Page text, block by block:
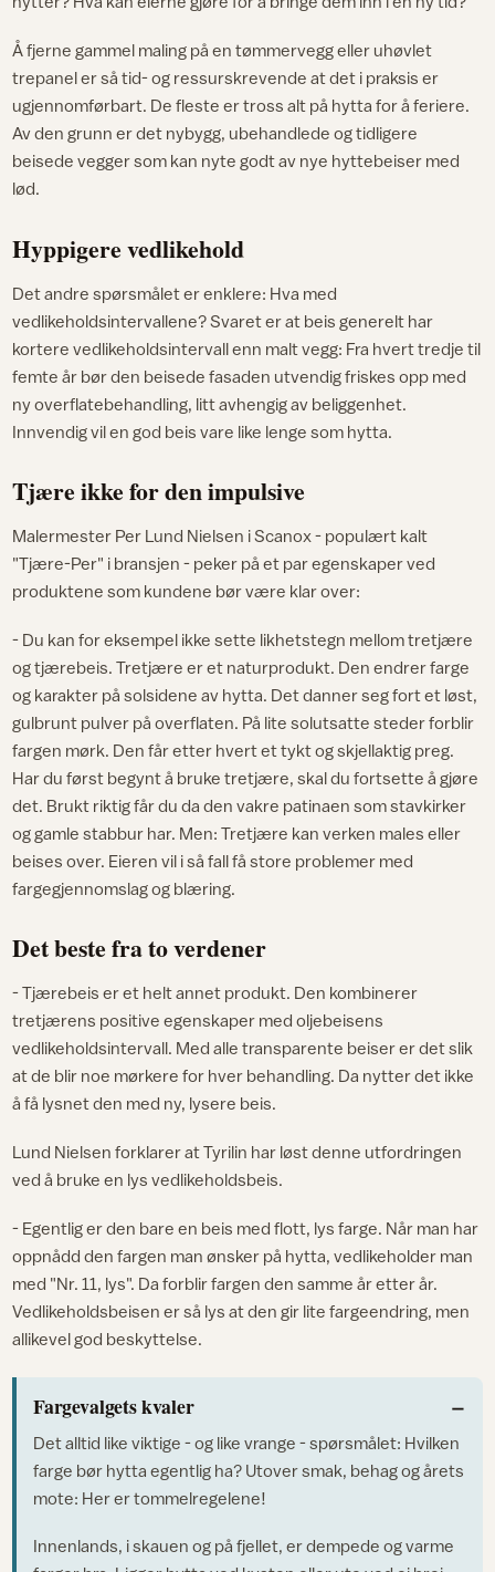
Å fjerne gammel maling på en tømmervegg eller uhøvlet
trepanel er så tid- og ressurskrevende at det i praksis er
ugjennomførbart. De fleste er tross alt på hytta for å feriere.
Av den grunn er det nybygg, ubehandlede og tidligere
beisede vegger som kan nyte godt av nye hyttebeiser med
lød.
Hyppigere vedlikehold
Det andre spørsmålet er enklere: Hva med
vedlikeholdsintervallene? Svaret er at beis generelt har
kortere vedlikeholdsintervall enn malt vegg: Fra hvert tredje til
femte år bør den beisede fasaden utvendig friskes opp med
ny overflatebehandling, litt avhengig av beliggenhet.
Innvendig vil en god beis vare like lenge som hytta.
Tjære ikke for den impulsive
Malermester Per Lund Nielsen i Scanox - populært kalt
"Tjære-Per" i bransjen - peker på et par egenskaper ved
produktene som kundene bør være klar over:
- Du kan for eksempel ikke sette likhetstegn mellom tretjære
og tjærebeis. Tretjære er et naturprodukt. Den endrer farge
og karakter på solsidene av hytta. Det danner seg fort et løst,
gulbrunt pulver på overflaten. På lite solutsatte steder forblir
fargen mørk. Den får etter hvert et tykt og skjellaktig preg.
Har du først begynt å bruke tretjære, skal du fortsette å gjøre
det. Brukt riktig får du da den vakre patinaen som stavkirker
og gamle stabbur har. Men: Tretjære kan verken males eller
beises over. Eieren vil i så fall få store problemer med
fargegjennomslag og blæring.
Det beste fra to verdener
- Tjærebeis er et helt annet produkt. Den kombinerer
tretjærens positive egenskaper med oljebeisens
vedlikeholdsintervall. Med alle transparente beiser er det slik
at de blir noe mørkere for hver behandling. Da nytter det ikke
å få lysnet den med ny, lysere beis.
Lund Nielsen forklarer at Tyrilin har løst denne utfordringen
ved å bruke en lys vedlikeholdsbeis.
- Egentlig er den bare en beis med flott, lys farge. Når man har
oppnådd den fargen man ønsker på hytta, vedlikeholder man
med "Nr. 11, lys". Da forblir fargen den samme år etter år.
Vedlikeholdsbeisen er så lys at den gir lite fargeendring, men
allikevel god beskyttelse.
Fargevalgets kvaler
Det alltid like viktige - og like vrange - spørsmålet: Hvilken
farge bør hytta egentlig ha? Utover smak, behag og årets
mote: Her er tommelregelene!
Innenlands, i skauen og på fjellet, er dempede og varme